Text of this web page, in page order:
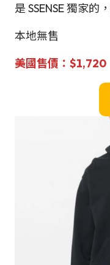
是 SSENSE 獨家的
本地無售
美國售價： $1,720